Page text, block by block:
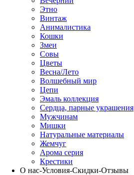
Этно
Винтаж
Анималистика
Кошки
Змеи
Совы
Цветы
Весна/Лето
Волшебный мир
Цепи
Эмаль коллекция
Сердца, парные украшения
Мужчинам
Мишки
Натуральные материалы
Жемчуг
Арома серия
Крестики
О нас-Условия-Скидки-Отзывы